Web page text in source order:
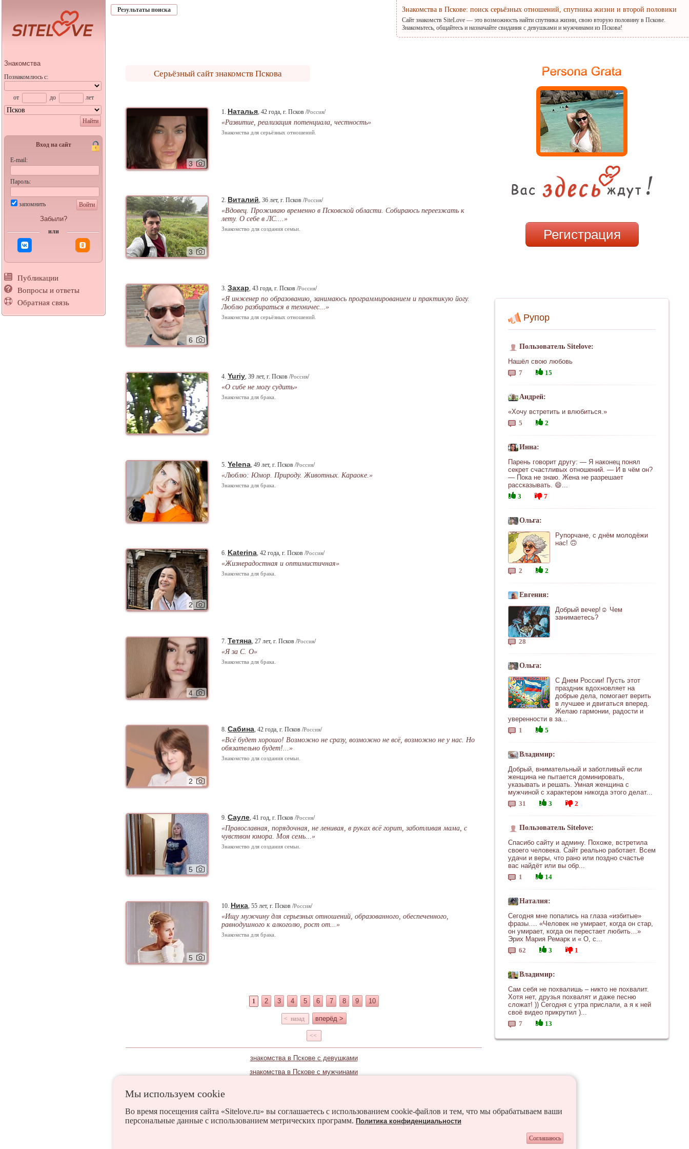
Знакомства
Познакомлюсь с:
от до лет
Найти
Вход на сайт
E-mail:
Пароль:
запомнить Войти
Забыли?
или
Публикации
Вопросы и ответы
Обратная связь
Результаты поиска Знакомства в Пскове: поиск серьёзных отношений, спутника жизни и второй половики
Сайт знакомств SiteLove — это возможность найти спутника жизни, свою вторую половину в Пскове.
Знакомьтесь, общайтесь и назначайте свидания с девушками и мужчинами из Пскова!
Серьёзный сайт знакомств Пскова
Регистрация
Рупор
Пользователь Sitelove:
Нашёл свою любовь
7
15
Андрей:
«Хочу встретить и влюбиться.»
5
2
Инна:
Парень говорит другу: — Я наконец понял
секрет счастливых отношений. — И в чём он?
— Пока не знаю. Жена не разрешает
рассказывать. 😄...
3
7
Ольга:
Рупорчане, с днём молодёжи
нас! 🙃
2 2
Евгения:
Добрый вечер!☺ Чем
занимаетесь?
28
Ольга:
С Днем России! Пусть этот
праздник вдохновляет на
добрые дела, помогает верить
в лучшее и двигаться вперед.
Желаю гармонии, радости и
уверенности в за...
1
5
Владимир:
Добрый, внимательный и заботливый если
женщина не пытается доминировать,
указывать и решать. Умная женщина с
мужчиной с характером никогда этого делат...
31
3 2
Пользователь Sitelove:
Спасибо сайту и админу. Похоже, встретила
своего человека. Сайт реально работает. Всем
удачи и веры, что рано или поздно счастье
вас найдёт или вы обр...
1
14
Наталия:
Сегодня мне попались на глаза «избитые»
фразы…. «Человек не умирает, когда он стар,
он умирает, когда он перестает любить…»
Эрих Мария Ремарк и « О, с...
62
3 1
Владимир:
Сам себя не похвалишь – никто не похвалит.
Хотя нет, друзья похвалят и даже песню
сложат! )) Сегодня с утра прислали, а я к ней
своё видео прикрутил )...
7
13
3
1. Наталья, 42 года, г. Псков /Россия/
«Развитие, реализация потенциала, честность»
Знакомства для серьёзных отношений.
3
2. Виталий, 36 лет, г. Псков /Россия/
«Вдовец. Проживаю временно в Псковской области. Собираюсь переезжать к
лету. О себе в ЛС....»
Знакомство для создания семьи.
6
3. Захар, 43 года, г. Псков /Россия/
«Я инженер по образованию, занимаюсь программированием и практикую йогу.
Люблю разбираться в техничес...»
Знакомства для серьёзных отношений.
4. Yuriy, 39 лет, г. Псков /Россия/
«О сибе не могу судить»
Знакомства для брака.
5. Yelena, 49 лет, г. Псков /Россия/
«Люблю: Юмор. Природу. Животных. Караоке.»
Знакомства для брака.
2
6. Katerina, 42 года, г. Псков /Россия/
«Жизнерадостная и оптимистичная»
Знакомства для брака.
4
7. Тетяна, 27 лет, г. Псков /Россия/
«Я за С. О»
Знакомства для брака.
2
8. Сабина, 42 года, г. Псков /Россия/
«Всё будет хорошо! Возможно не сразу, возможно не всё, возможно не у нас. Но
обязательно будет!...»
Знакомство для создания семьи.
5
9. Сауле, 41 год, г. Псков /Россия/
«Православная, порядочная, не ленивая, в руках всё горит, заботливая мама, с
чувством юмора. Моя семь...»
Знакомство для создания семьи.
5
10. Ника, 55 лет, г. Псков /Россия/
«Ищу мужчину для серьезных отношений, образованного, обеспеченного,
равнодушного к алкоголю, рост от...»
Знакомства для брака.
1 2 3 4 5 6 7 8 9 10
< назад вперёд >
<<
знакомства в Пскове с девушками
знакомства в Пскове с мужчинами
Великие Луки Заплюсье
Красногородское Кунья Локня
Мы используем сookie
Во время посещения сайта «Sitelove.ru» вы соглашаетесь с использованием cookie-файлов и тем, что мы обрабатываем ваши
персональные данные с использованием метрических программ. Политика конфиденциальности
Соглашаюсь